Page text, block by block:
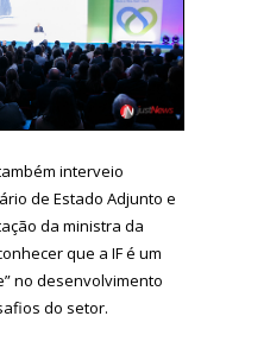
interveio
de Estado Adjunto e
da ministra da
que a IF é um
no desenvolvimento
do setor.